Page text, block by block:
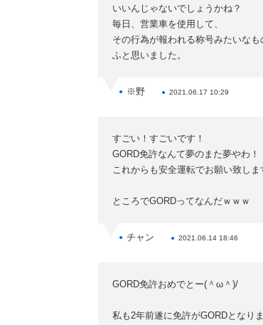
いいんじゃないでしょうかね？
毎日、営業車を使用して、
その行為が報われる称号みたいなも
ふと思いました。
※野 2021.06.17 10:29
すごい！すごいです！
GORD免許なんて夢のまた夢やわ！
これからも安全運転でお願い致し
ところでGORDってなんだｗｗｗ
チャン 2021.06.14 18:46
GORD免許おめでとー(＾ω＾)/
私も2年前遂に免許がGORDとなり